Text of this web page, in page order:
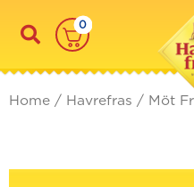
content
0
Home / Havrefras / Möt